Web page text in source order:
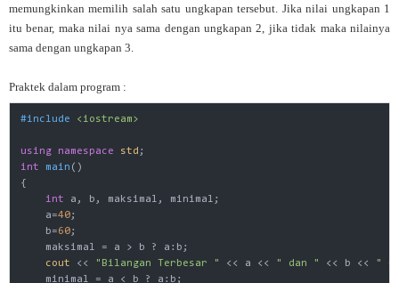
memungkinkan memilih salah satu ungkapan tersebut. Jika nilai ungkapan 1
itu benar, maka nilai nya sama dengan ungkapan 2, jika tidak maka nilainya
sama dengan ungkapan 3.
Praktek dalam program :
#include <iostream>
using namespace std
int
main ()
{
int a, b, maksimal, minimal;
    a=
40;
    b=
60;
    maksimal = a > b ? a:b;
cout << "Bilangan Terbesar " << a << " dan " << b <<
" =
    minimal = a < b ? a:b;